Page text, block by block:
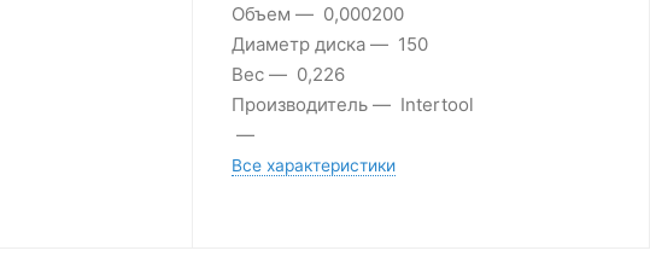
Объем
0,000200
Диаметр диска
150
Вес
0,226
Производитель
Intertool
Все характеристики